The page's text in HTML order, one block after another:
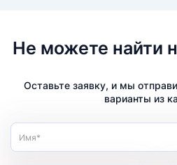
Не можете найти
Оставьте заявку, и мы
варианты из
Имя*